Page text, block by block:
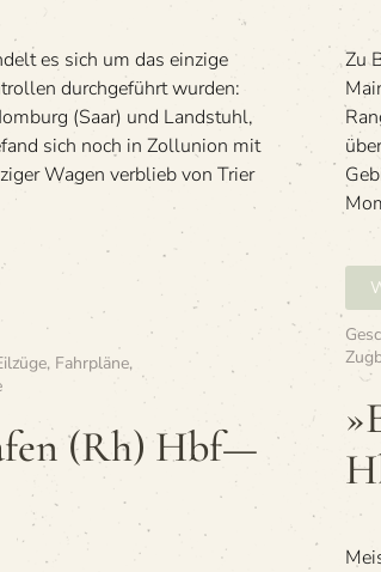
Hbf
im
Som­
mer 1958
es sich um das einzige
durchgeführt wurden:
(Saar) und Landstuhl,
sich noch in Zollunion mit
Wagen verblieb von Trier
Zu
, Fahrpläne,
zu
537
/
Lud­
wigs­
ha­
(Rh) Hbf—